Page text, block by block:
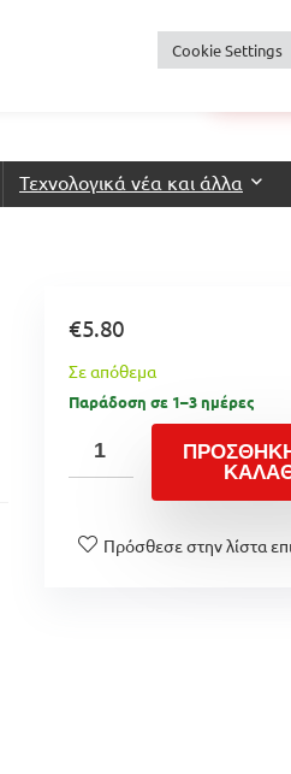
0
Τεχνολογικά νέα και άλλα
€5.80
Σε απόθεμα
Παράδοση σε 1–3 ημέρες
Πρόσθεσε στην λίστα
Cookie Settings